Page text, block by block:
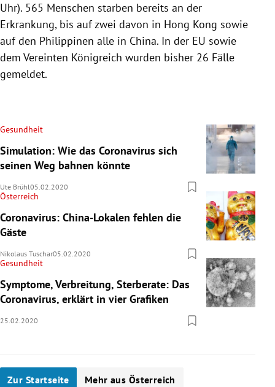
Uhr). 565 Menschen starben bereits an der
Erkrankung, bis auf zwei davon in Hong Kong sowie
auf den Philippinen alle in China. In der EU sowie
dem Vereinten Königreich wurden bisher 26 Fälle
gemeldet.
Gesundheit
Simulation: Wie das Coronavirus sich
seinen Weg bahnen könnte
Ute Brühl05.02.2020
Österreich
Coronavirus: China-Lokalen fehlen die
Gäste
Nikolaus Tuschar05.02.2020
Gesundheit
Symptome, Verbreitung, Sterberate: Das
Coronavirus, erklärt in vier Grafiken
25.02.2020
Zur Startseite Mehr aus Österreich